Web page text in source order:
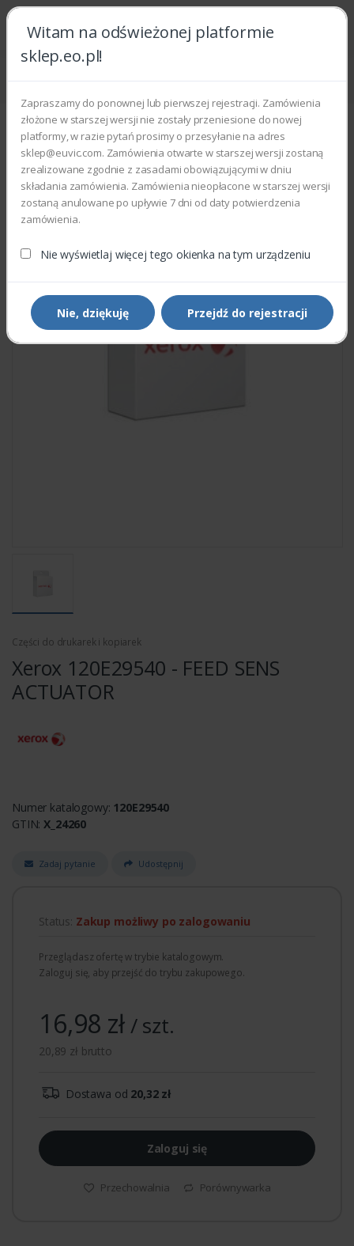
Witam na odświeżonej platformie
sklep.eo.pl!
Zapraszamy do ponownej lub pierwszej rejestracji. Zamówienia
złożone w starszej wersji nie zostały przeniesione do nowej
platformy, w razie pytań prosimy o przesyłanie na adres
sklep@euvic.com. Zamówienia otwarte w starszej wersji zostaną
zrealizowane zgodnie z zasadami obowiązującymi w dniu
składania zamówienia. Zamówienia nieopłacone w starszej wersji
zostaną anulowane po upływie 7 dni od daty potwierdzenia
zamówienia.
Nie wyświetlaj więcej tego okienka na tym urządzeniu
Nie, dziękuję Przejdź do rejestracji
Strona główna Części zamienne
Części do drukarek i kopiarek
Xerox 120E29540 - FEED SENS
ACTUATOR
Numer katalogowy: 120E29540
GTIN:X_24260
Zadaj pytanie Udostępnij
Status: Zakup możliwy po zalogowaniu
Przeglądasz ofertę w trybie katalogowym.
Zaloguj się, aby przejść do trybu zakupowego.
16,98 zł/ szt.
20,89 zł brutto
Dostawa od 20,32 zł
Zaloguj się
Przechowalnia Porównywarka